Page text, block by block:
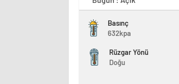
Basınç
632kpa
Rüzgar Yönü
Doğu